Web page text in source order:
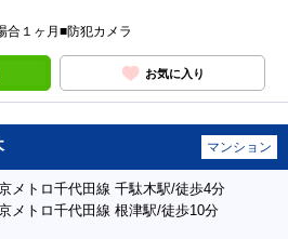
１ヶ月■防犯カメラ
お気に入り
マンション
メトロ千代田線 千駄木駅/徒歩4分
メトロ千代田線 根津駅/徒歩10分